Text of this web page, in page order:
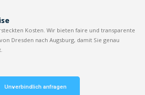
Kosten. Wir bieten faire und transparente
Dresden nach Augsburg, damit Sie genau
Unverbindlich anfragen